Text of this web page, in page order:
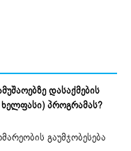
დასაქმების
პროგრამას?
გაუმჯობესება